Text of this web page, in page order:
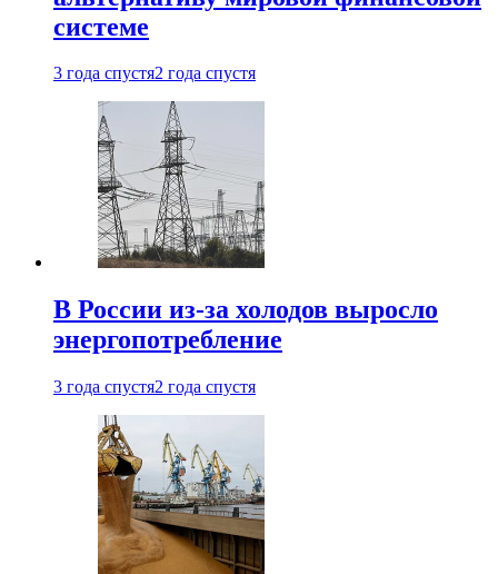
системе
3 года спустя2 года спустя
В России из-за холодов выросло
энергопотребление
3 года спустя2 года спустя